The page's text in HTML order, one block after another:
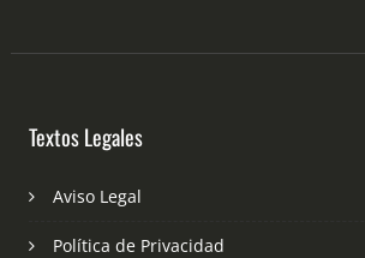
Textos Legales
Aviso Legal
Política de Privacidad